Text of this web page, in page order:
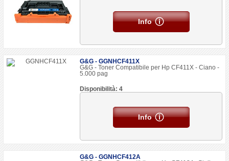
Info
G&G - GGNHCF411X
G&G - Toner Compatibile per Hp CF411X - Ciano -
5.000 pag
Disponibilità: 4
Info
G&G - GGNHCF412A